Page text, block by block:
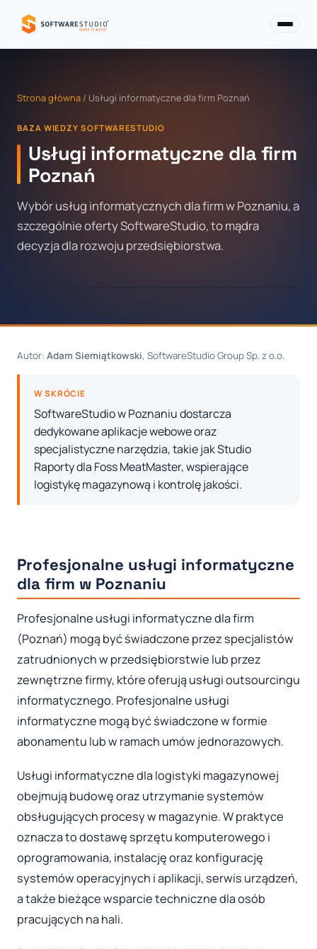
Strona główna / Usługi informatyczne dla firm Poznań
BAZA WIEDZY SOFTWARESTUDIO
Usługi informatyczne dla firm
Poznań
Wybór usług informatycznych dla firm w Poznaniu, a
szczególnie oferty SoftwareStudio, to mądra
decyzja dla rozwoju przedsiębiorstwa.
Autor: Adam Siemiątkowski, SoftwareStudio Group Sp. z o.o.
W SKRÓCIE
SoftwareStudio w Poznaniu dostarcza
dedykowane aplikacje webowe oraz
specjalistyczne narzędzia, takie jak Studio
Raporty dla Foss MeatMaster, wspierające
logistykę magazynową i kontrolę jakości.
Profesjonalne usługi informatyczne
dla firm w Poznaniu
Profesjonalne usługi informatyczne dla firm
(Poznań) mogą być świadczone przez specjalistów
zatrudnionych w przedsiębiorstwie lub przez
zewnętrzne firmy, które oferują usługi outsourcingu
informatycznego. Profesjonalne usługi
informatyczne mogą być świadczone w formie
abonamentu lub w ramach umów jednorazowych.
Usługi informatyczne dla logistyki magazynowej
obejmują budowę oraz utrzymanie systemów
obsługujących procesy w magazynie. W praktyce
oznacza to dostawę sprzętu komputerowego i
oprogramowania, instalację oraz konfigurację
systemów operacyjnych i aplikacji, serwis urządzeń,
a także bieżące wsparcie techniczne dla osób
pracujących na hali.